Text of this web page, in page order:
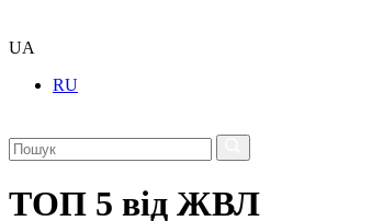
UA
RU
ТОП 5 від ЖВЛ